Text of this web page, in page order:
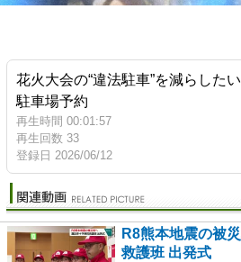
花火大会の“違法駐車”を減らした
駐車場予約
再生時間 00:01:57
再生回数 33
登録日 2026/06/12
R8熊本地震の被
救護班 出発式